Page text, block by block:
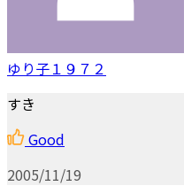
ゆり子１９７２
すき
Good
2005/11/19